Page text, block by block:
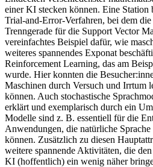
einer KI stecken können. Eine Station
Trial-and-Error-Verfahren, bei dem
Trenngerade für die Support Vector
vereinfachtes Beispiel dafür, wie
weiteres spannendes Exponat
Reinforcement Learning, das am
wurde. Hier konnten die
Maschinen durch Versuch und Irrtum
können. Auch stochastische
erklärt und exemplarisch durch ein
Modelle sind z. B. essentiell für die
Anwendungen, die natürliche Sprache
können. Zusätzlich zu diesen
weitere spannende Aktivitäten, die
KI (hoffentlich) ein wenig näher